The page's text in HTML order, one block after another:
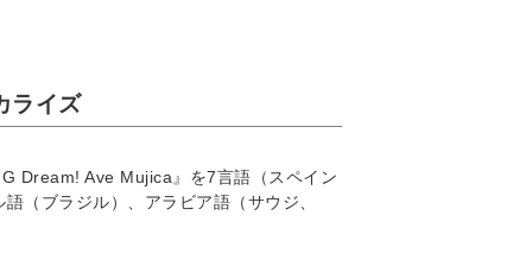
ライズ
Dream! Ave Mujica』を7言語（スペイン
（ブラジル）、アラビア語（サウジ、